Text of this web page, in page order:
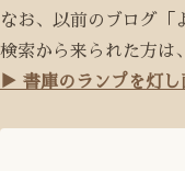
なお、以前のブログ「
検索から来られた方は
▶ 書庫のランプを灯し